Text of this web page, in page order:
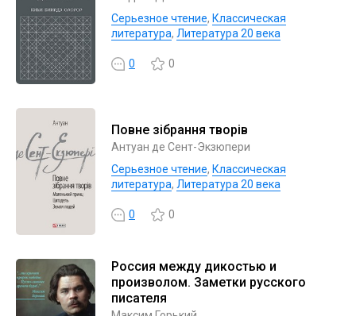
Серьезное чтение, Классическая
литература, Литература 20 века
0 0
Повне зібрання творів
Антуан де Сент-Экзюпери
Серьезное чтение, Классическая
литература, Литература 20 века
0 0
Россия между дикостью и
произволом. Заметки русского
писателя